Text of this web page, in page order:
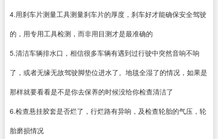
4.用刹车片测量工具测量刹车片的厚度，刹车好才能确保安全驾驶
的，用专用工具检测，而非用目测才是最准确的
5.清洁车辆排水口，相信很多车辆有遇到过行驶中突然音响不响
了，或者无缘无故驾驶脚垫位进水了。地毯全湿了的情况，如果是
那样就要看看是不是你去保养的时候没给你检查清洁了
6.检查悬挂胶套是否烂了，行烂路有异响，及检查轮胎的气压，轮
胎磨损情况